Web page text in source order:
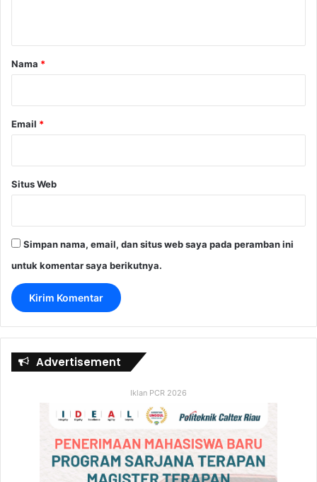
rNama *
Email *
Situs Web
Simpan nama, email, dan situs web saya pada peramban ini
untuk komentar saya berikutnya.
Advertisement
Iklan PCR 2026